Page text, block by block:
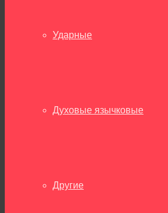
Ударные
Духовые язычковые
Другие